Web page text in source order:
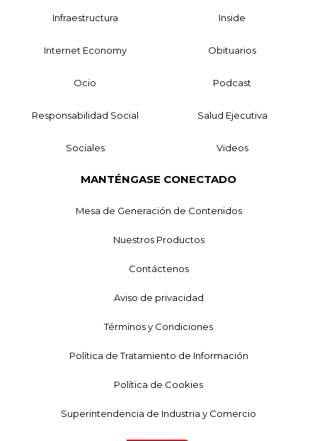
Infraestructura Inside
Internet Economy Obituarios
Ocio Podcast
Responsabilidad Social Salud Ejecutiva
Sociales Videos
MANTÉNGASE CONECTADO
Mesa de Generación de Contenidos
Nuestros Productos
Contáctenos
Aviso de privacidad
Términos y Condiciones
Política de Tratamiento de Información
Política de Cookies
Superintendencia de Industria y Comercio